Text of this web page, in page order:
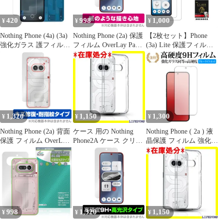
¥ 420
Nothing Phone (4a) (3a)
強化ガラス 護フィルム
¥ 998
Nothing Phone (2a) 保護
フィルム OverLay Paper
ナッシング スマホ用保
護フィルム 書き味向上
紙のような描き心地
¥ 1,000
【2枚セット】Phone
(3a) Lite 保護フィルム
ナッシング フォン (3a)
ライト 液晶保護 10H硬
度 衝撃吸収 0.3mm薄型
擦防止 疎油撥水 防塵
貼り付け簡単 気泡レス
フィット ピッタリ 軽い
薄型 高品質素材
¥ 1,320
Nothing Phone (2a) 背面
保護 フィルム OverLay
Magic ナッシング スマ
ホ用保護フィルム 本体
保護 傷修復 指紋防止
コーティング
¥ 1,150
ケース 用の Nothing
Phone2A ケース クリ
ア・黄変抑制・高い透
ナッシングフォン2a カ
バー 全透明・耐衝撃・
指紋防止・ワイヤレス
充電対応・保護カバー
3167
¥ 1,300
Nothing Phone ( 2a ) 液
晶保護 フィルム 強化ガ
ラス と 同等の 高硬度
9H ブルーライトカット
クリア光沢タイプ 改訂
¥ 998 ¥ 1,320 ¥ 1,150